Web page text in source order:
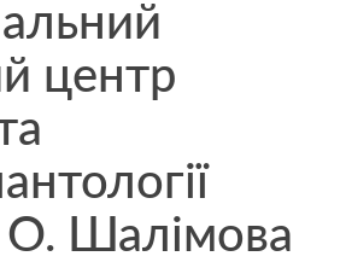
центр
О. Шалімова